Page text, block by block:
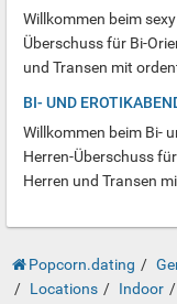
Willkommen beim
Überschuss für Bi-
und Transen mit
BI- UND
Willkommen beim Bi-
Herren-Überschuss
Herren und Transen
Popcorn.dating
Locations
Indoor